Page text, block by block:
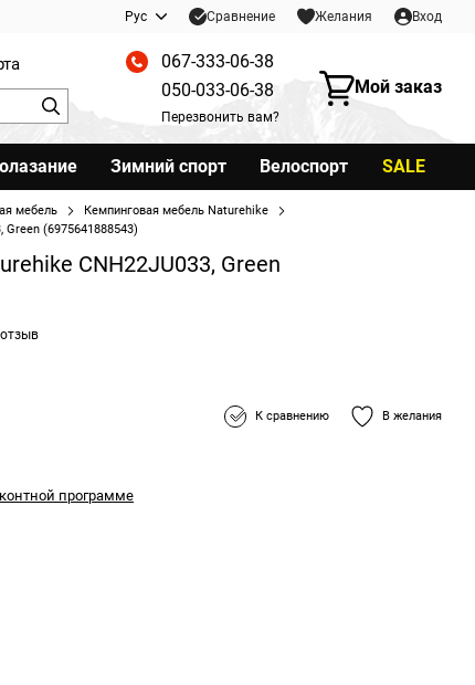
Рус Сравнение Желания Вход
067-333-06-38
050-033-06-38
Перезвонить вам?
Мой заказ
Зимний спорт Велоспорт SALE
мебель
Кемпинговая мебель Naturehike
Green (6975641888543)
CNH22JU033, Green
К сравнению В желания
программе